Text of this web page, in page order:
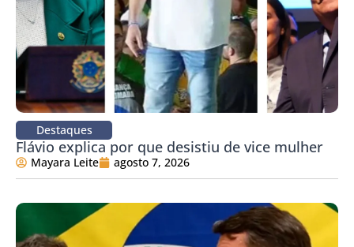
Destaques
Flávio explica por que desistiu de vice mulher
Mayara Leite agosto 7, 2026